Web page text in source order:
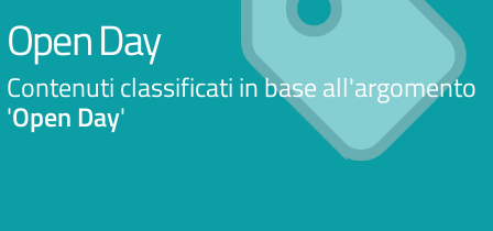
Open Day
Contenuti classificati in base all'argomento
'Open Day'